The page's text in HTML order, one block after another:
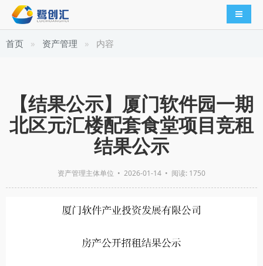
导航切
首页 资产管理 内容
【结果公示】厦门软件园一期
北区元汇楼配套食堂项目竞租
结果公示
资产管理主体单位 • 2026-01-14 • 阅读: 1750